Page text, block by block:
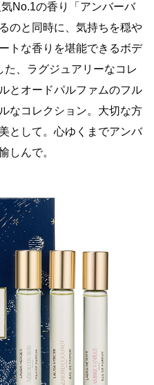
No.1の香り「アンバーバ
のと同時に、気持ちを穏や
トな香りを堪能できるボデ
た、ラグジュアリーなコレ
とオードパルファムのフル
なコレクション。大切な方
として。心ゆくまでアンバ
しんで。